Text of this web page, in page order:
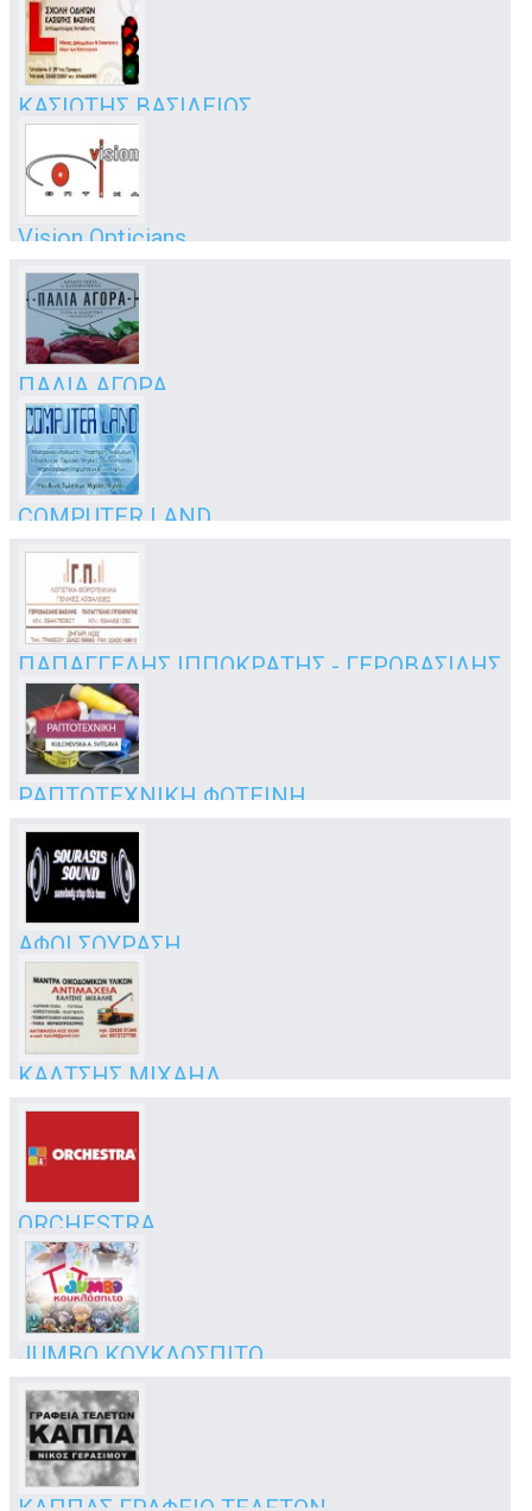
ασφαλίσεων
Πλατάνι
Κως
ΚΑΣΙΩΤΗΣ ΒΑΣΙΛΕΙΟΣ
σχολή οδηγών
Γρηγορίου Ε' 29
Κως
Vision Opticians
25ης Μαρτίου 5
Κως
ΠΑΛΙΑ ΑΓΟΡΑ
Όπως Παλιά στην παλιά αγορά..
Μανδηλαρά 56
Κως
COMPUTER LAND
Γρηγορίου 1 & Αρίστωνος
ΠΑΠΑΓΓΕΛΗΣ ΙΠΠΟΚΡΑΤΗΣ - ΓΕΡΟΒΑΣΙΛΗΣ
ΒΑΣΙΛΕΙΟΣ
ασφάλειες - λογιστικά - φοροτεχνικά
Ζηπάρι
Κως
ΡΑΠΤΟΤΕΧΝΙΚΗ ΦΩΤΕΙΝΗ
Αβέρωφ 92
Κως
ΑΦΟΙ ΣΟΥΡΑΣΗ
ηλεκτρολογικά - ηχοσυστήματα
4ο χιλ. Επαρχιακής Οδού
Κώς
ΚΑΛΤΣΗΣ ΜΙΧΑΗΛ
Κως
ORCHESTRA
παιδικά και βρεφικά είδη
Αρτεμισίας 2
Κως
JUMBO ΚΟΥΚΛΟΣΠΙΤΟ
5ο χλμ Επαρχιακού Οδού
Κως